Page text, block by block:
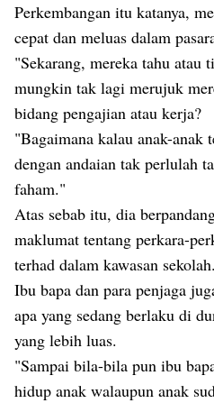
Perkembangan itu katanya,
cepat dan meluas dalam
"Sekarang, mereka tahu atau
mungkin tak lagi merujuk
bidang pengajian atau kerja?
"Bagaimana kalau anak-anak
dengan andaian tak perlulah
faham."
Atas sebab itu, dia
maklumat tentang perkara-
terhad dalam kawasan sekolah.
Ibu bapa dan para penjaga
apa yang sedang berlaku di
yang lebih luas.
"Sampai bila-bila pun ibu
hidup anak walaupun anak